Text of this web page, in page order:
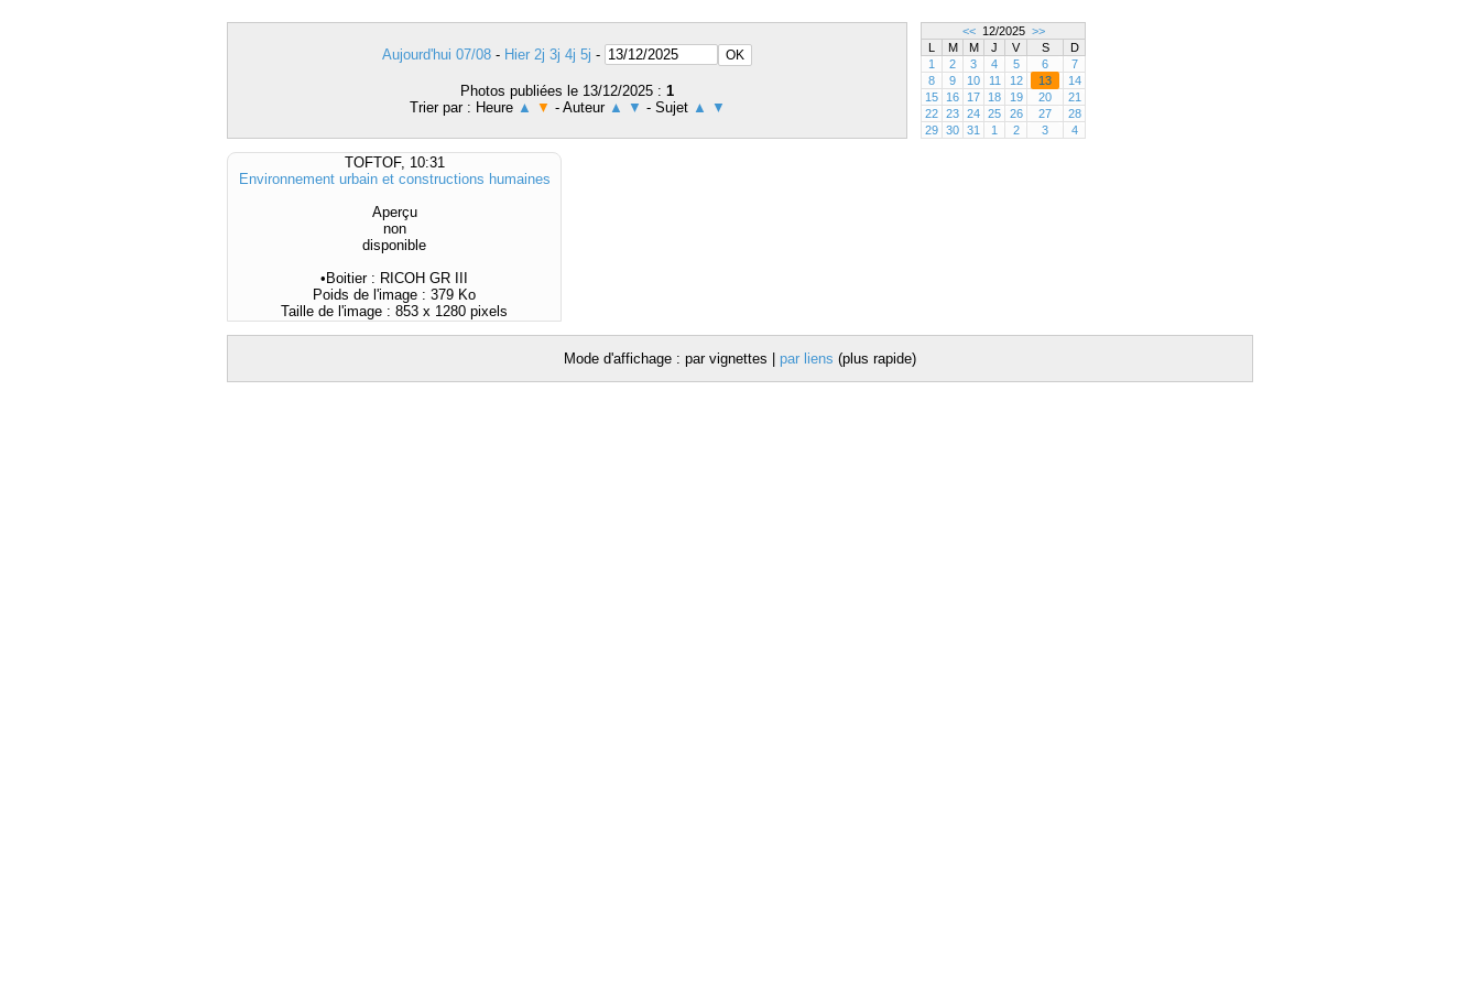
Aujourd'hui 07/08 - Hier 2j 3j 4j 5j -
Photos publiées le 13/12/2025 : 1
Trier par : Heure ▲ ▼ - Auteur ▲ ▼ - Sujet ▲ ▼
<< 12/2025 >>
L
M M J V S
D
1
2 3 4 5 6
7
8
9 10 11 12 13
14
15
16 17 18 19 20
21
22 23 24 25 26 27
28
29 30 31 1 2 3 4
TOFTOF, 10:31
Environnement urbain et constructions humaines
Aperçu
non
disponible
•Boitier : RICOH GR III
Poids de l'image : 379 Ko
Taille de l'image : 853 x 1280 pixels
Mode d'affichage : par vignettes | par liens (plus rapide)